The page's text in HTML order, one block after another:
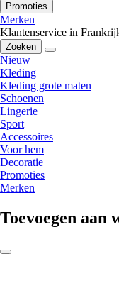
Promoties
Merken
Klantenservice in
Zoeken
Nieuw
Kleding
Kleding grote maten
Schoenen
Lingerie
Sport
Accessoires
Voor hem
Decoratie
Promoties
Merken
Toevoegen aan